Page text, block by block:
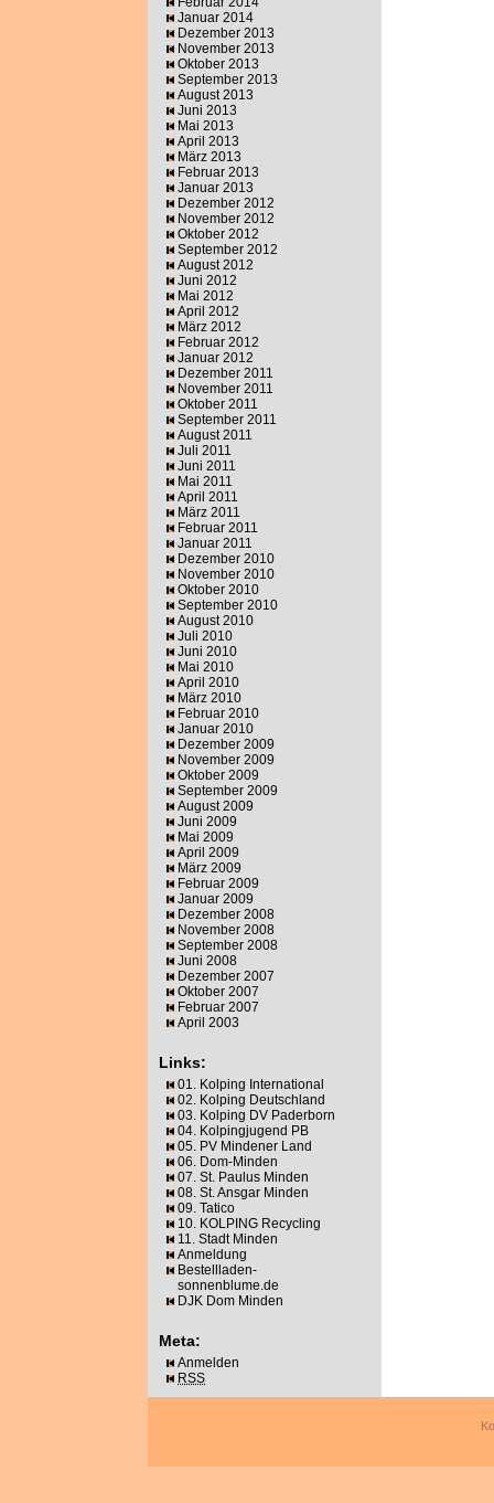
Januar 2014
Dezember 2013
November 2013
Oktober 2013
September 2013
August 2013
Juni 2013
Mai 2013
April 2013
März 2013
Februar 2013
Januar 2013
Dezember 2012
November 2012
Oktober 2012
September 2012
August 2012
Juni 2012
Mai 2012
April 2012
März 2012
Februar 2012
Januar 2012
Dezember 2011
November 2011
Oktober 2011
September 2011
August 2011
Juli 2011
Juni 2011
Mai 2011
April 2011
März 2011
Februar 2011
Januar 2011
Dezember 2010
November 2010
Oktober 2010
September 2010
August 2010
Juli 2010
Juni 2010
Mai 2010
April 2010
März 2010
Februar 2010
Januar 2010
Dezember 2009
November 2009
Oktober 2009
September 2009
August 2009
Juni 2009
Mai 2009
April 2009
März 2009
Februar 2009
Januar 2009
Dezember 2008
November 2008
September 2008
Juni 2008
Dezember 2007
Oktober 2007
Februar 2007
April 2003
Links:
01. Kolping International
02. Kolping Deutschland
03. Kolping DV Paderborn
04. Kolpingjugend PB
05. PV Mindener Land
06. Dom-Minden
07. St. Paulus Minden
08. St. Ansgar Minden
09. Tatico
10. KOLPING Recycling
11. Stadt Minden
Anmeldung
Bestellladen-
sonnenblume.de
DJK Dom Minden
Meta:
Anmelden
RSS